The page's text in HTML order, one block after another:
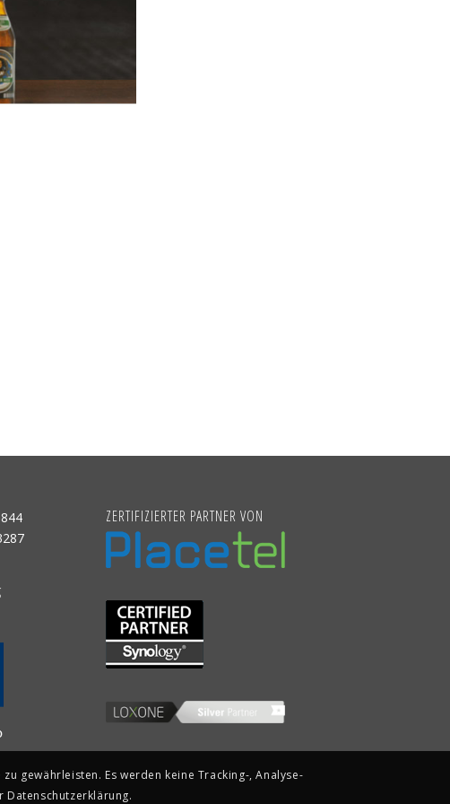
ZERTIFIZIERTER PARTNER VON
gewährleisten. Es werden keine Tracking-, Analyse-